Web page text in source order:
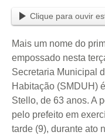
Clique para ouvir
Mais um nome do
empossado nesta
Secretaria Municipal
Habitação (SMDUH)
Stello, de 63 anos. A
pelo prefeito em
tarde (9), durante ato